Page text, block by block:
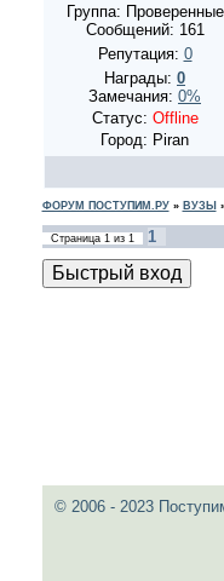
Группа: Проверенные
Сообщений: 161
Репутация: 0
Награды: 0
Замечания: 0%
Статус: Offline
Город: Piran
ФОРУМ ПОСТУПИМ.РУ» ВУЗЫ
Страница 1из 1 1
© 2006 - 2023